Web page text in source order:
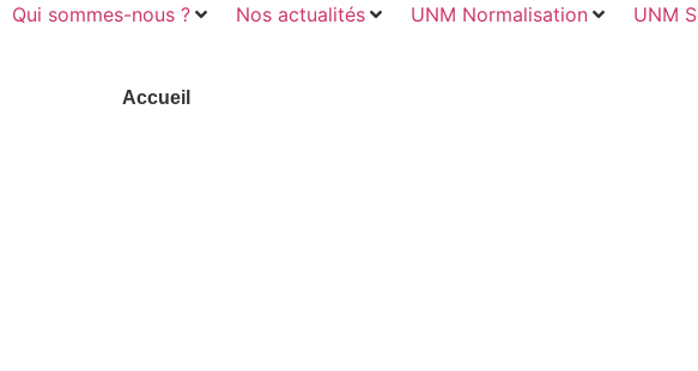
Qui sommes-nous ? Nos actualités UNM Normalisation UNM
Accueil